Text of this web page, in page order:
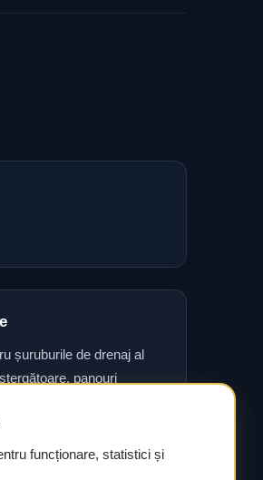
șuruburile de drenaj al
panouri
și seturi de rulmenți
pentru arborele
funcționare, statistici și